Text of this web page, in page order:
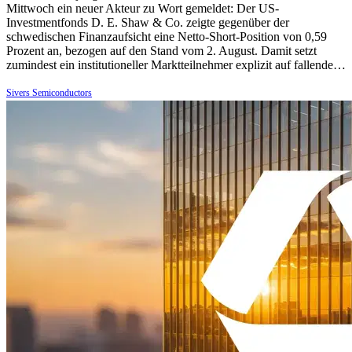
Mittwoch ein neuer Akteur zu Wort gemeldet: Der US-
Investmentfonds D. E. Shaw & Co. zeigte gegenüber der
schwedischen Finanzaufsicht eine Netto-Short-Position von 0,59
Prozent an, bezogen auf den Stand vom 2. August. Damit setzt
zumindest ein institutioneller Marktteilnehmer explizit auf fallende…
Sivers Semiconductors